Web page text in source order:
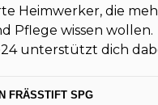
Heimwerker, die
Pflege wissen wollen.
unterstützt dich
FRÄSSTIFT SPG